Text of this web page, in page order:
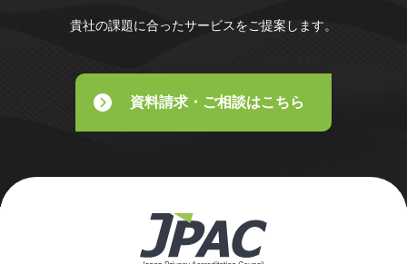
貴社の課題に合ったサービスをご提案します。
資料請求・ご相談はこちら